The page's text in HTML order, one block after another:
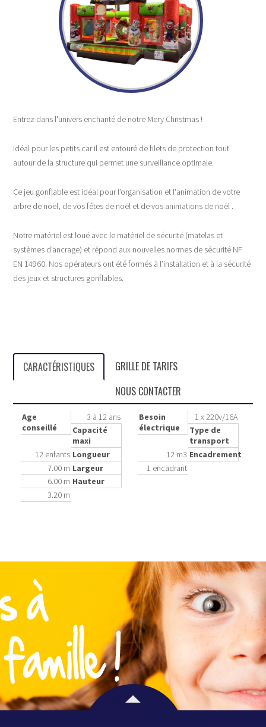
Entrez dans l'univers enchanté de notre Mery Christmas !
Idéal pour les petits car il est entouré de filets de protection tout
autour de la structure qui permet une surveillance optimale.
Ce jeu gonflable est idéal pour l'organisation et l'animation de votre
arbre de noël, de vos fêtes de noël et de vos animations de noël .
Notre matériel est loué avec le matériel de sécurité (matelas et
systèmes d’ancrage) et répond aux nouvelles normes de sécurité NF
EN 14960. Nos opérateurs ont été formés à l’installation et à la sécurité
des jeux et structures gonflables.
CARACTÉRISTIQUES
GRILLE DE TARIFS
NOUS CONTACTER
Age
conseillé
3 à 12 ans
Capacité
maxi
12 enfants Longueur
7.00 m Largeur
6.00 m Hauteur
3.20 m
Besoin
électrique
1 x 220v/16A
Type de
transport
12 m3 Encadrement
1 encadrant